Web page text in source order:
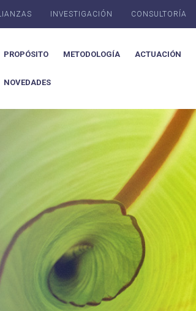
INVESTIGACIÓN CONSULTORÍA
PROPÓSITO METODOLOGÍA ACTUACIÓN
NOVEDADES